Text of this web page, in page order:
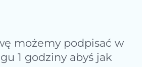
możemy podpisać w
1 godziny abyś jak